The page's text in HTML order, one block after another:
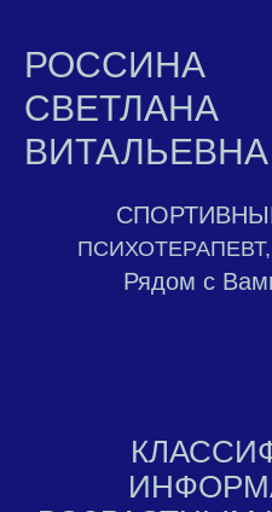
РОССИНА
СВЕТЛАНА
ВИТАЛЬЕВНА
Рядом с